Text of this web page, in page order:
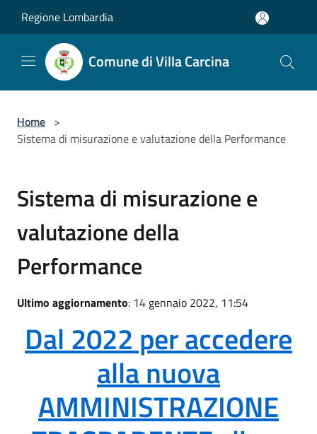
Regione Lombardia
Comune di Villa Carcina
Home >
Sistema di misurazione e valutazione della Performance
Sistema di misurazione e
valutazione della
Performance
Ultimo aggiornamento: 14 gennaio 2022, 11:54
Dal 2022 per accedere
alla nuova
AMMINISTRAZIONE